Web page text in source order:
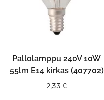
Pallolamppu 240V 10W
55lm E14 kirkas (407702)
2,33 €